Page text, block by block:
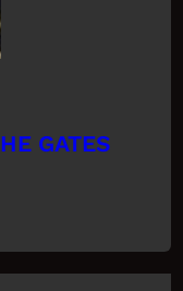
GATES